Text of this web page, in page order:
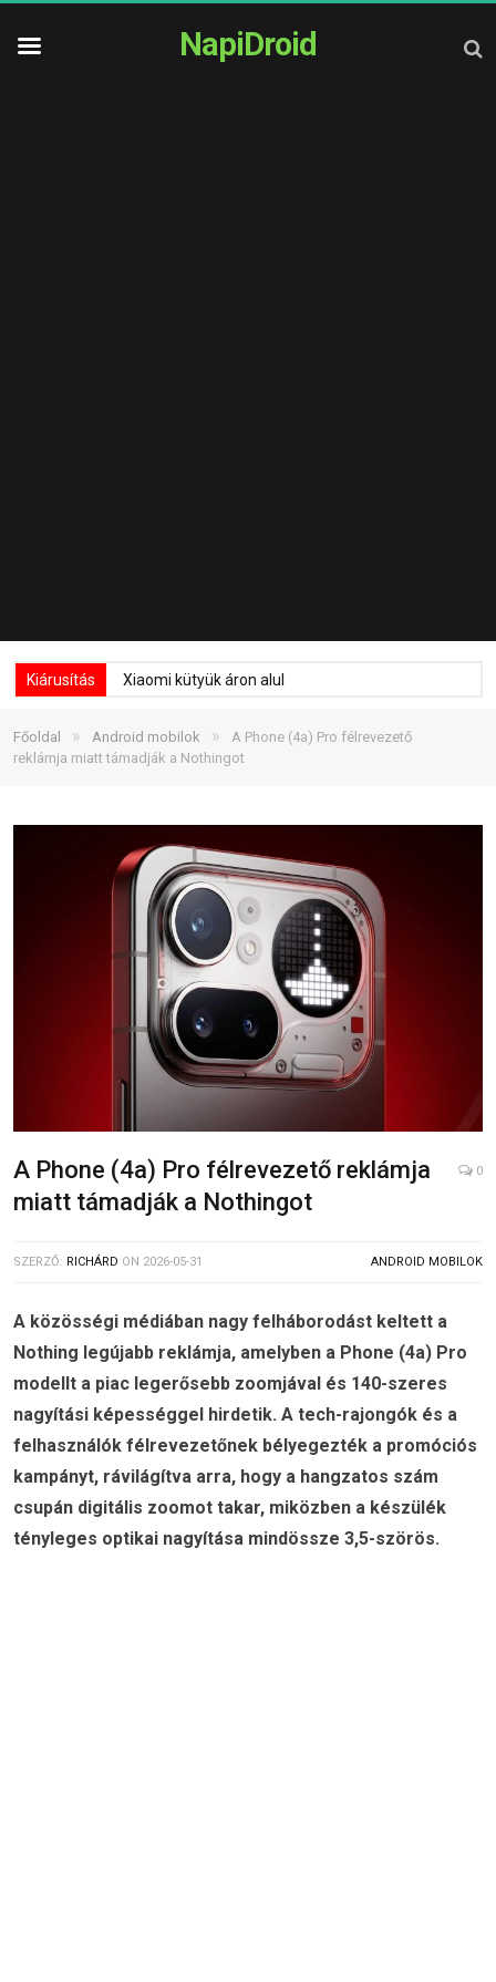
NapiDroid
Kiárusítás Xiaomi kütyük áron alul
Főoldal » Android mobilok »
A Phone (4a) Pro félrevezető
reklámja miatt támadják a Nothingot
A Phone (4a) Pro félrevezető reklámja
miatt támadják a Nothingot
0
SZERZŐ: RICHÁRD ON 2026-05-31 ANDROID MOBILOK
A közösségi médiában nagy felháborodást keltett a
Nothing legújabb reklámja, amelyben a Phone (4a) Pro
modellt a piac legerősebb zoomjával és 140-szeres
nagyítási képességgel hirdetik. A tech-rajongók és a
felhasználók félrevezetőnek bélyegezték a promóciós
kampányt, rávilágítva arra, hogy a hangzatos szám
csupán digitális zoomot takar, miközben a készülék
tényleges optikai nagyítása mindössze 3,5-szörös.